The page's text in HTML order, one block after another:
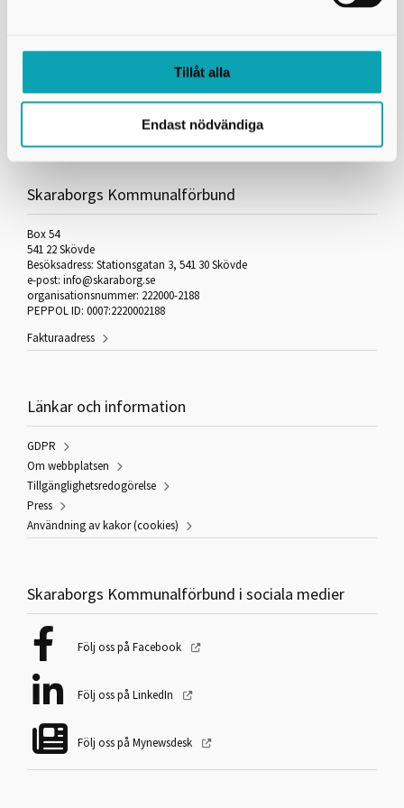
Tillåt alla
Endast nödvändiga
Till utbildningen
Skaraborgs Kommunalförbund
Box 54
541 22 Skövde
Besöksadress: Stationsgatan 3, 541 30 Skövde
e-post: info@skaraborg.se
organisationsnummer: 222000-2188
PEPPOL ID: 0007:2220002188
Fakturaadress
Länkar och information
GDPR
Om webbplatsen
Tillgänglighetsredogörelse
Press
Användning av kakor (cookies)
Skaraborgs Kommunalförbund i sociala medier
Följ oss på Facebook
Följ oss på LinkedIn
Följ oss på Mynewsdesk